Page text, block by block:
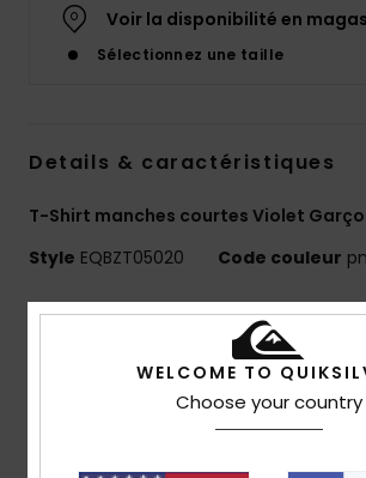
Voir la disponibilité en
Sélectionnez une taille
Details & caractéristiques
T-Shirt manches courtes Violet
Style EQBZT05020 Code couleur
Caractéristiques
MADE BETTER
25 % de coton recyclé issu de
WELCOME TO
Choose your country